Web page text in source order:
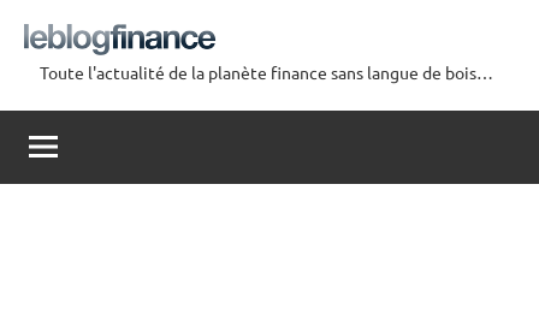
contenu
Le
Blog
Finance
Toute l'actualité de la planète finance sans langue de bois…